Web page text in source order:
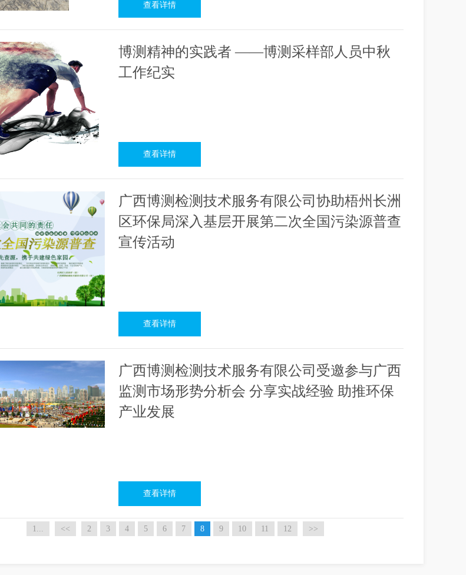
查看详情
博测精神的实践者 ——博测采样部人员中秋
工作纪实
查看详情
广西博测检测技术服务有限公司协助梧州长洲
区环保局深入基层开展第二次全国污染源普查
宣传活动
查看详情
广西博测检测技术服务有限公司受邀参与广西
监测市场形势分析会 分享实战经验 助推环保
产业发展
查看详情
1... << 2 3 4 5 6 7 8 9 10 11 12 >>